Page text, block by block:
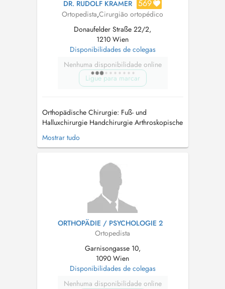
DR. RUDOLF KRAMER 569
Ortopedista,Cirurgião ortopédico
Donaufelder Straße 22/2,
1210 Wien
Disponibilidades de colegas
Nenhuma disponibilidade online
Ligue para marcar
Orthopädische Chirurgie: Fuß- und
Halluxchirurgie Handchirurgie Arthroskopische
Operationen (z.B. Meniskuschirurgie)
Endoprothetik (Kunstgelenke) Ambulante
Konservative Orthopädie: Schmerztherapie
Neuraltherapie Chirotherapie Manuelle Medizin
Mostrar tudo
ORTHOPÄDIE / PSYCHOLOGIE 2
Ortopedista
Garnisongasse 10,
1090 Wien
Disponibilidades de colegas
Nenhuma disponibilidade online